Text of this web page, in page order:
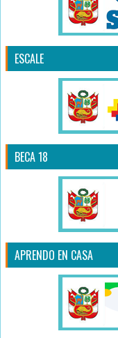
ESCALE
BECA 18
APRENDO EN CASA